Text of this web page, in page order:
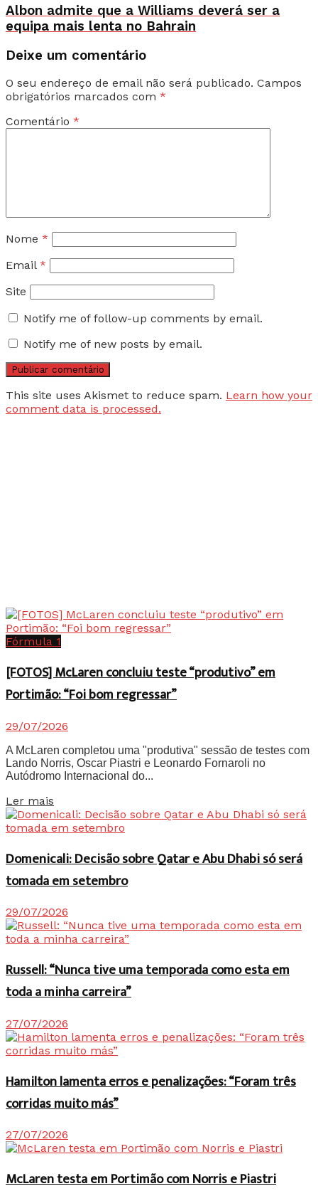
Albon admite que a Williams deverá ser a
equipa mais lenta no Bahrain
Deixe um comentário
O seu endereço de email não será publicado. Campos
obrigatórios marcados com *
Comentário *
Nome *
Email *
Site
Notify me of follow-up comments by email.
Notify me of new posts by email.
This site uses Akismet to reduce spam. Learn how your
comment data is processed.
Fórmula 1
[FOTOS] McLaren concluiu teste “produtivo” em
Portimão: “Foi bom regressar”
29/07/2026
A McLaren completou uma "produtiva" sessão de testes com
Lando Norris, Oscar Piastri e Leonardo Fornaroli no
Autódromo Internacional do...
Ler mais
Domenicali: Decisão sobre Qatar e Abu Dhabi só será
tomada em setembro
29/07/2026
Russell: “Nunca tive uma temporada como esta em
toda a minha carreira”
27/07/2026
Hamilton lamenta erros e penalizações: “Foram três
corridas muito más”
27/07/2026
McLaren testa em Portimão com Norris e Piastri